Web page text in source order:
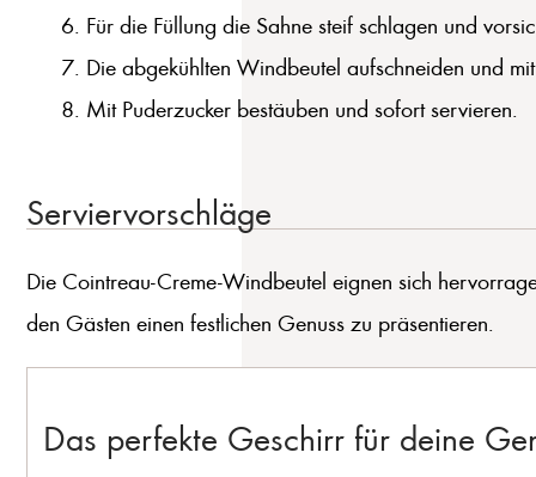
Für die Füllung die Sahne steif schlagen und
Die abgekühlten Windbeutel aufschneiden und
Mit Puderzucker bestäuben und sofort servieren.
Serviervorschläge
Die Cointreau-Creme-Windbeutel eignen sich
den Gästen einen festlichen Genuss zu präsentieren.
Das perfekte Geschirr für deine